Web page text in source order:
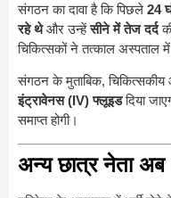
संगठन का दावा है कि पिछले 24
रहे थेऔर उन्हेंसीने में तेज दर्द
चिकित्सकों ने तत्काल अस्पताल में
संगठन के मुताबिक,
इंट्रावेनस (IV) फ्लूइडदिया
समाप्त होगी।
अन्य छात्र नेता